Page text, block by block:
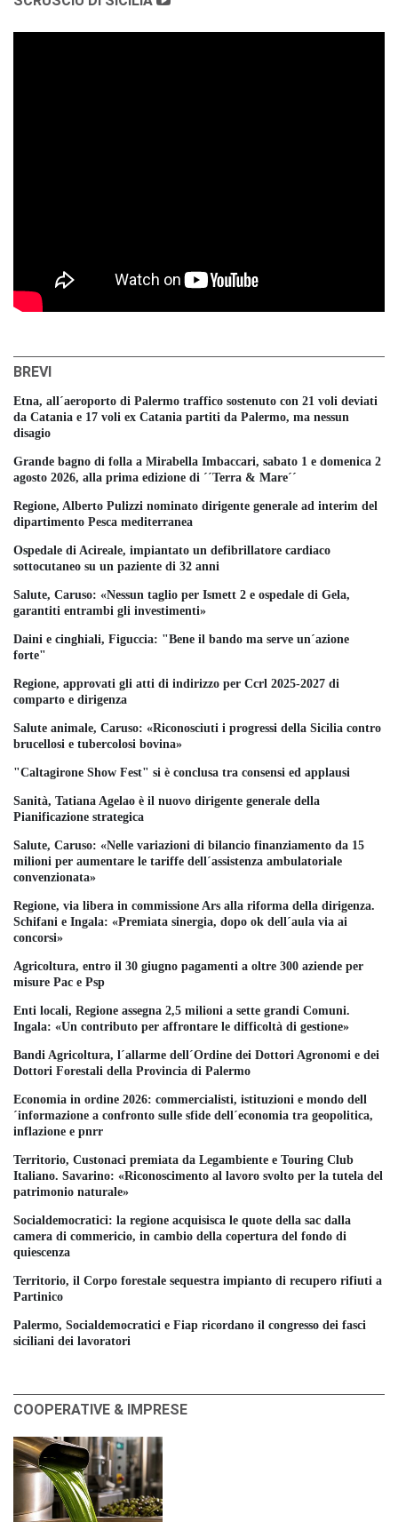
BREVI
Etna, all´aeroporto di Palermo traffico sostenuto con 21 voli deviati
da Catania e 17 voli ex Catania partiti da Palermo, ma nessun
disagio
Grande bagno di folla a Mirabella Imbaccari, sabato 1 e domenica 2
agosto 2026, alla prima edizione di ´´Terra & Mare´´
Regione, Alberto Pulizzi nominato dirigente generale ad interim del
dipartimento Pesca mediterranea
Ospedale di Acireale, impiantato un defibrillatore cardiaco
sottocutaneo su un paziente di 32 anni
Salute, Caruso: «Nessun taglio per Ismett 2 e ospedale di Gela,
garantiti entrambi gli investimenti»
Daini e cinghiali, Figuccia: "Bene il bando ma serve un´azione
forte"
Regione, approvati gli atti di indirizzo per Ccrl 2025-2027 di
comparto e dirigenza
Salute animale, Caruso: «Riconosciuti i progressi della Sicilia contro
brucellosi e tubercolosi bovina»
"Caltagirone Show Fest" si è conclusa tra consensi ed applausi
Sanità, Tatiana Agelao è il nuovo dirigente generale della
Pianificazione strategica
Salute, Caruso: «Nelle variazioni di bilancio finanziamento da 15
milioni per aumentare le tariffe dell´assistenza ambulatoriale
convenzionata»
Regione, via libera in commissione Ars alla riforma della dirigenza.
Schifani e Ingala: «Premiata sinergia, dopo ok dell´aula via ai
concorsi»
Agricoltura, entro il 30 giugno pagamenti a oltre 300 aziende per
misure Pac e Psp
Enti locali, Regione assegna 2,5 milioni a sette grandi Comuni.
Ingala: «Un contributo per affrontare le difficoltà di gestione»
Bandi Agricoltura, l´allarme dell´Ordine dei Dottori Agronomi e dei
Dottori Forestali della Provincia di Palermo
Economia in ordine 2026: commercialisti, istituzioni e mondo dell
´informazione a confronto sulle sfide dell´economia tra geopolitica,
inflazione e pnrr
Territorio, Custonaci premiata da Legambiente e Touring Club
Italiano. Savarino: «Riconoscimento al lavoro svolto per la tutela del
patrimonio naturale»
Socialdemocratici: la regione acquisisca le quote della sac dalla
camera di commericio, in cambio della copertura del fondo di
quiescenza
Territorio, il Corpo forestale sequestra impianto di recupero rifiuti a
Partinico
Palermo, Socialdemocratici e Fiap ricordano il congresso dei fasci
siciliani dei lavoratori
COOPERATIVE & IMPRESE